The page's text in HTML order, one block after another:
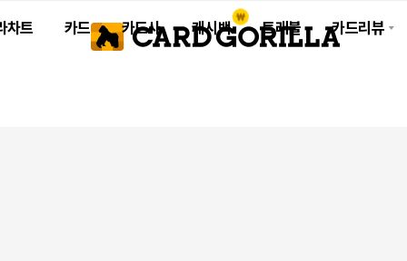
차트 카드 카드사 캐시백 트래블 카드리뷰